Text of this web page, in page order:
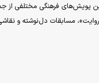
پویش‌های فرهنگی مختلفی از
مسابقات دل‌نوشته و